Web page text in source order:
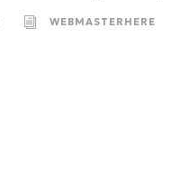
WEBMASTERHERE